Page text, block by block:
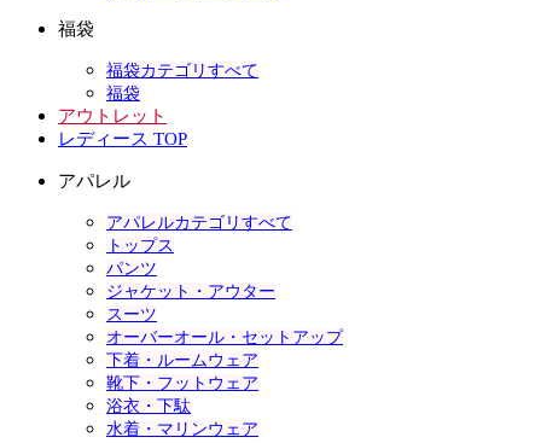
福袋
福袋カテゴリすべて
福袋
アウトレット
レディース TOP
アパレル
アパレルカテゴリすべて
トップス
パンツ
ジャケット・アウター
スーツ
オーバーオール・セットアップ
下着・ルームウェア
靴下・フットウェア
浴衣・下駄
水着・マリンウェア